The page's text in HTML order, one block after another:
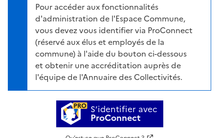
Pour accéder aux fonctionnalités
d'administration de l'Espace Commune,
vous devez vous identifier via ProConnect
(réservé aux élus et employés de la
commune) à l'aide du bouton ci-dessous
et obtenir une accréditation auprès de
l'équipe de l'Annuaire des Collectivités.
S’identifier avec
ProConnect